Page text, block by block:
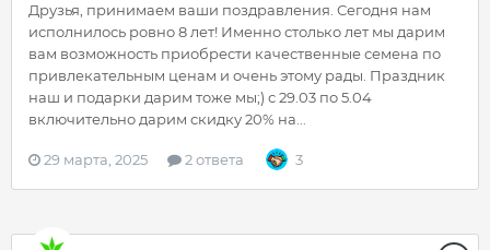
Друзья, принимаем ваши поздравления. Сегодня нам
исполнилось ровно 8 лет! Именно столько лет мы дарим
вам возможность приобрести качественные семена по
привлекательным ценам и очень этому рады. Праздник
наш и подарки дарим тоже мы;) с 29.03 по 5.04
включительно дарим скидку 20% на...
29 марта, 2025 2 ответа 3